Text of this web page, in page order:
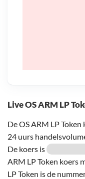
Live OS ARM LP
De OS ARM LP
24 uurs
De koers is
ARM LP Token koers
LP Token is de